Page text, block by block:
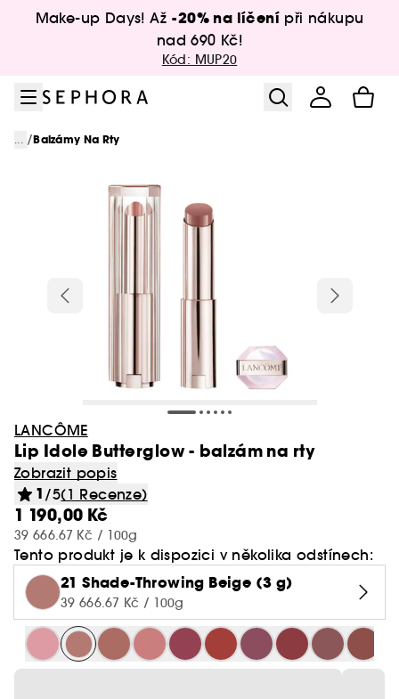
Přejít na hlavní obsah
Make-up Days! Až -20% na líčení při nákupu
nad 690 Kč!
Kód: MUP20
... /Balzámy Na Rty
LANCÔME
Lip Idole Butterglow - balzám na rty
Zobrazit popis
1 /5(1 Recenze)
1 190,00 Kč
39 666.67 Kč / 100g
Tento produkt je k dispozici v několika odstínech:
21 Shade-Throwing Beige (3 g)
39 666.67 Kč / 100g